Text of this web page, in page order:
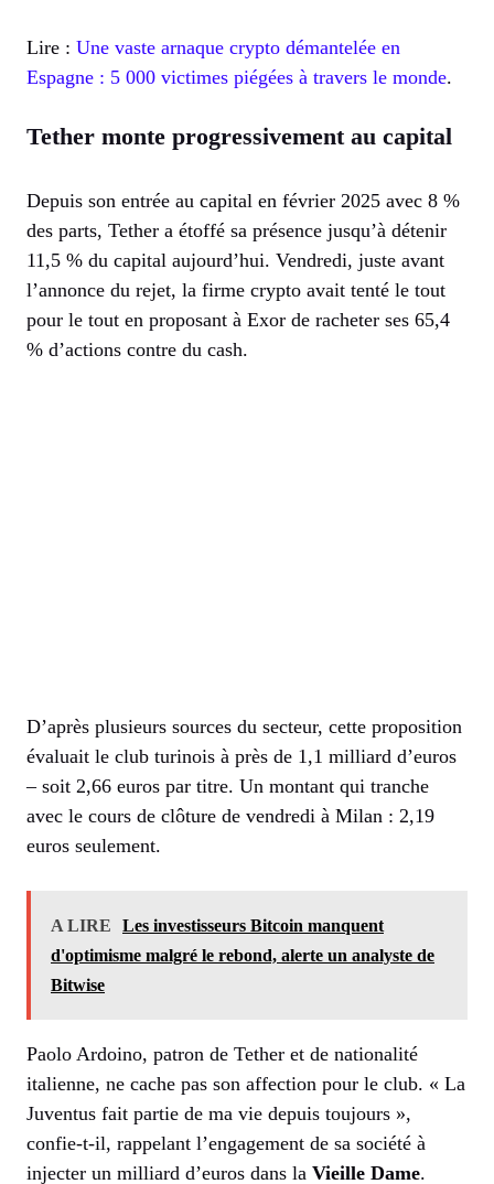
Lire : Une vaste arnaque crypto démantelée en
Espagne : 5 000 victimes piégées à travers le monde.
Tether monte progressivement au capital
Depuis son entrée au capital en février 2025 avec 8 %
des parts, Tether a étoffé sa présence jusqu’à détenir
11,5 % du capital aujourd’hui. Vendredi, juste avant
l’annonce du rejet, la firme crypto avait tenté le tout
pour le tout en proposant à Exor de racheter ses 65,4
% d’actions contre du cash.
D’après plusieurs sources du secteur, cette proposition
évaluait le club turinois à près de 1,1 milliard d’euros
– soit 2,66 euros par titre. Un montant qui tranche
avec le cours de clôture de vendredi à Milan : 2,19
euros seulement.
A LIRE
Les investisseurs Bitcoin manquent
d'optimisme malgré le rebond, alerte un analyste de
Bitwise
Paolo Ardoino, patron de Tether et de nationalité
italienne, ne cache pas son affection pour le club. « La
Juventus fait partie de ma vie depuis toujours »,
confie-t-il, rappelant l’engagement de sa société à
injecter un milliard d’euros dans la Vieille Dame.